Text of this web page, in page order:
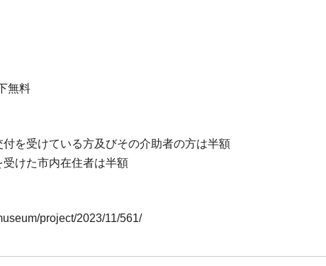
無料
を受けている方及びその介助者の方は半額
けた市内在住者は半額
project/2023/11/561/